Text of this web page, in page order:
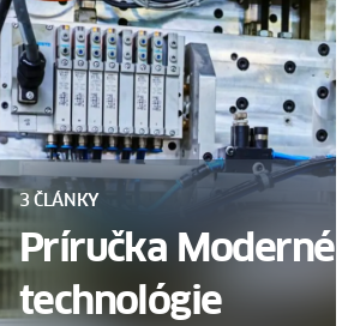
3 ČLÁNKY
Príručka Moderné
technológie